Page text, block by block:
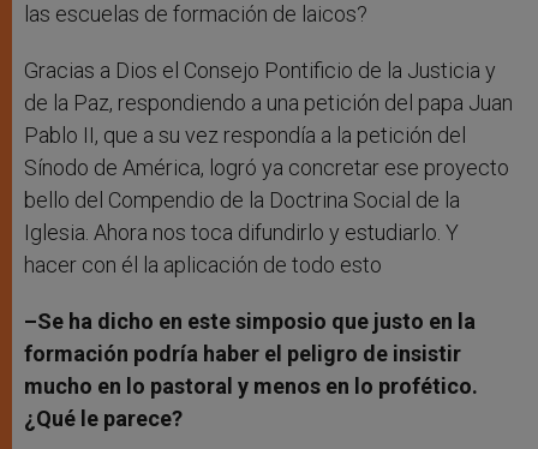
las escuelas de formación de laicos?
Gracias a Dios el Consejo Pontificio de la Justicia y
de la Paz, respondiendo a una petición del papa Juan
Pablo II, que a su vez respondía a la petición del
Sínodo de América, logró ya concretar ese proyecto
bello del Compendio de la Doctrina Social de la
Iglesia. Ahora nos toca difundirlo y estudiarlo. Y
hacer con él la aplicación de todo esto
–Se ha dicho en este simposio que justo en la
formación podría haber el peligro de insistir
mucho en lo pastoral y menos en lo profético.
¿Qué le parece?